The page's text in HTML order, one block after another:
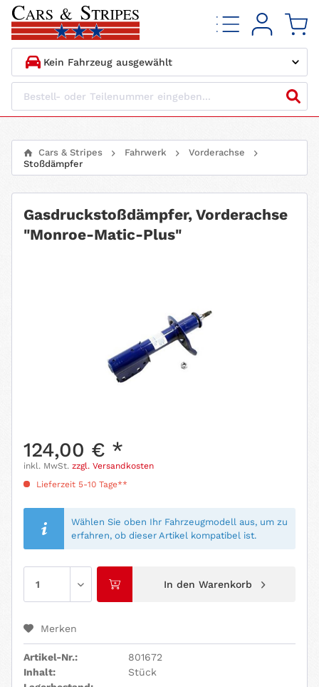
1. HERSTELLER
3. BAUJAHR
4. MOTORTYP
Cars & Stripes Fahrwerk
Vorderachse
Stoßdämpfer
Gasdruckstoßdämpfer, Vorderachse
"Monroe-Matic-Plus"
124,00 € *
inkl. MwSt. zzgl. Versandkosten
Lieferzeit 5-10 Tage**
Wählen Sie oben Ihr Fahrzeugmodell aus, um zu
erfahren, ob dieser Artikel kompatibel ist.
In den Warenkorb
Merken
Artikel-Nr.:
801672
Inhalt:
Stück